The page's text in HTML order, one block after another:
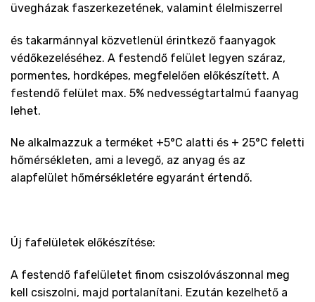
üvegházak faszerkezetének, valamint élelmiszerrel
és takarmánnyal közvetlenül érintkező faanyagok
védőkezeléséhez. A festendő felület legyen száraz,
pormentes, hordképes, megfelelően előkészített. A
festendő felület max. 5% nedvességtartalmú faanyag
lehet.
Ne alkalmazzuk a terméket +5°C alatti és + 25°C feletti
hőmérsékleten, ami a levegő, az anyag és az
alapfelület hőmérsékletére egyaránt értendő.
Új fafelületek előkészítése:
A festendő fafelületet finom csiszolóvászonnal meg
kell csiszolni, majd portalanítani. Ezután kezelhető a